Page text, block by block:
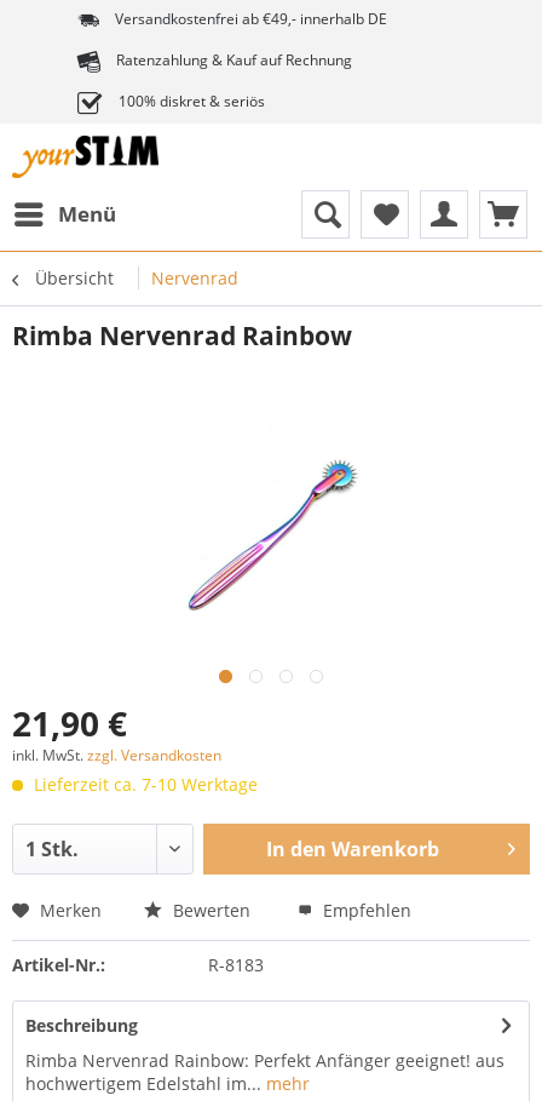
Versandkostenfrei ab €49,- innerhalb DE
Ratenzahlung & Kauf auf Rechnung
100% diskret & seriös
Menü
Übersicht Nervenrad
Rimba Nervenrad Rainbow
21,90 €
inkl. MwSt.zzgl. Versandkosten
Lieferzeit ca. 7-10 Werktage
In den Warenkorb
Merken Bewerten Empfehlen
Artikel-Nr.: R-8183
Beschreibung
Rimba Nervenrad Rainbow: Perfekt Anfänger geeignet! aus
hochwertigem Edelstahl im... mehr